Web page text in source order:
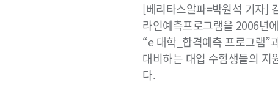
[베리타스알파=박원석 기자]
라인예측프로그램을 2006년
“e 대학_합격예측 프로그램
대비하는 대입 수험생들의 지
다.